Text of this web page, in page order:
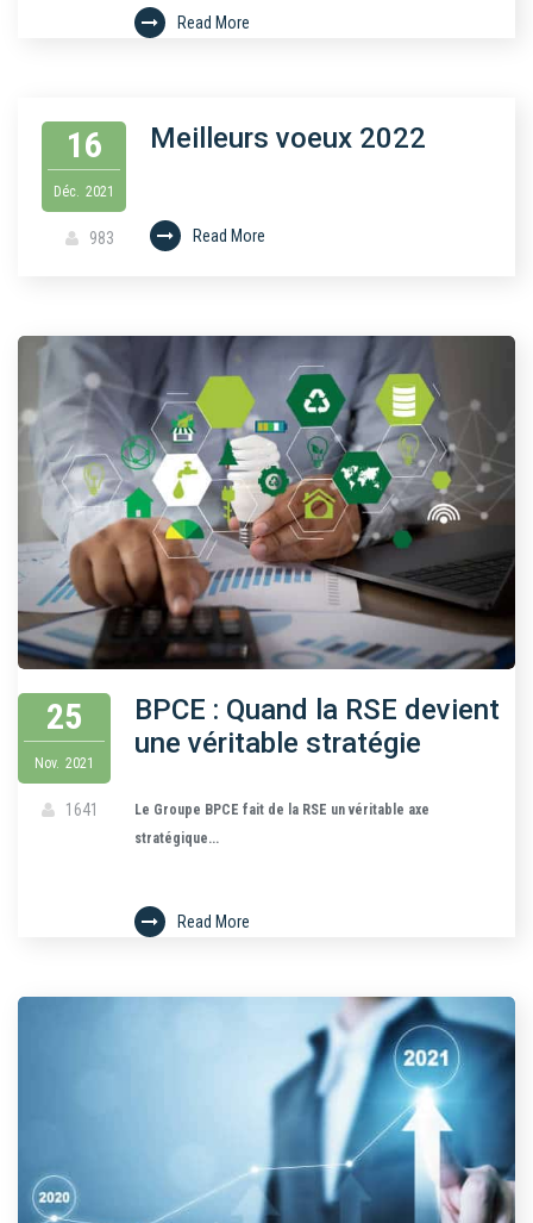
Read More
16
Déc. 2021
983
Meilleurs voeux 2022
Read More
25
Nov. 2021
1641
BPCE : Quand la RSE devient
une véritable stratégie
Le Groupe BPCE fait de la RSE un véritable axe
stratégique...
Read More